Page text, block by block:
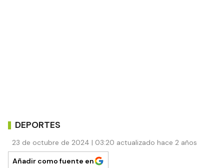
DEPORTES
23 de octubre de 2024 | 03:20 actualizado hace 2 años
Añadir como fuente en